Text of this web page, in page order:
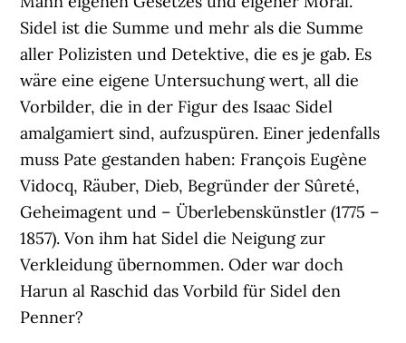
Sidel ist die Summe und mehr als die Summe
aller Polizisten und Detektive, die es je gab. Es
wäre eine eigene Untersuchung wert, all die
Vorbilder, die in der Figur des Isaac Sidel
amalgamiert sind, aufzuspüren. Einer jedenfalls
muss Pate gestanden haben: François Eugène
Vidocq, Räuber, Dieb, Begründer der Sûreté,
Geheimagent und – Überlebenskünstler (1775 –
1857). Von ihm hat Sidel die Neigung zur
Verkleidung übernommen. Oder war doch
Harun al Raschid das Vorbild für Sidel den
Penner?